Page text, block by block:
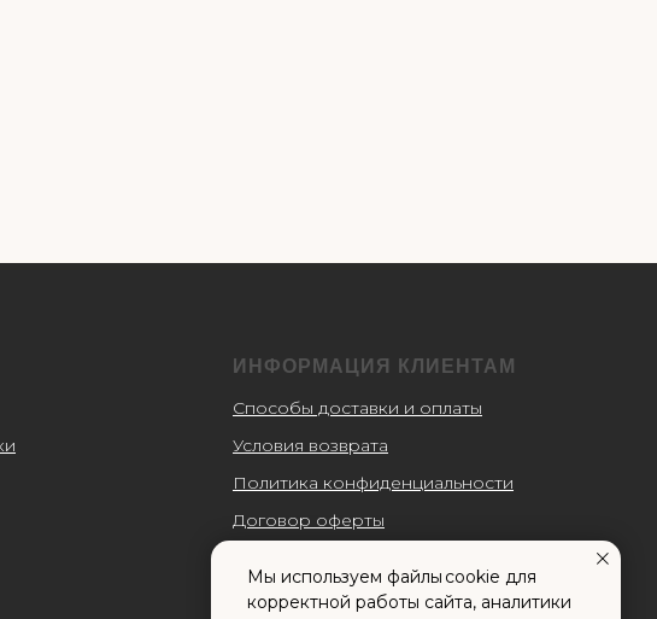
Мы используем файлы cookie для
корректной работы сайта, аналитики
ИНФОРМАЦИЯ КЛИЕНТАМ
Способы доставки и оплаты
Условия возврата
Политика конфиденциальности
Договор оферты
Согласие на обработку